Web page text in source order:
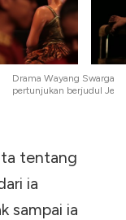
Drama Wayang
pertunjukan berjudul
tentang
ia
sampai ia